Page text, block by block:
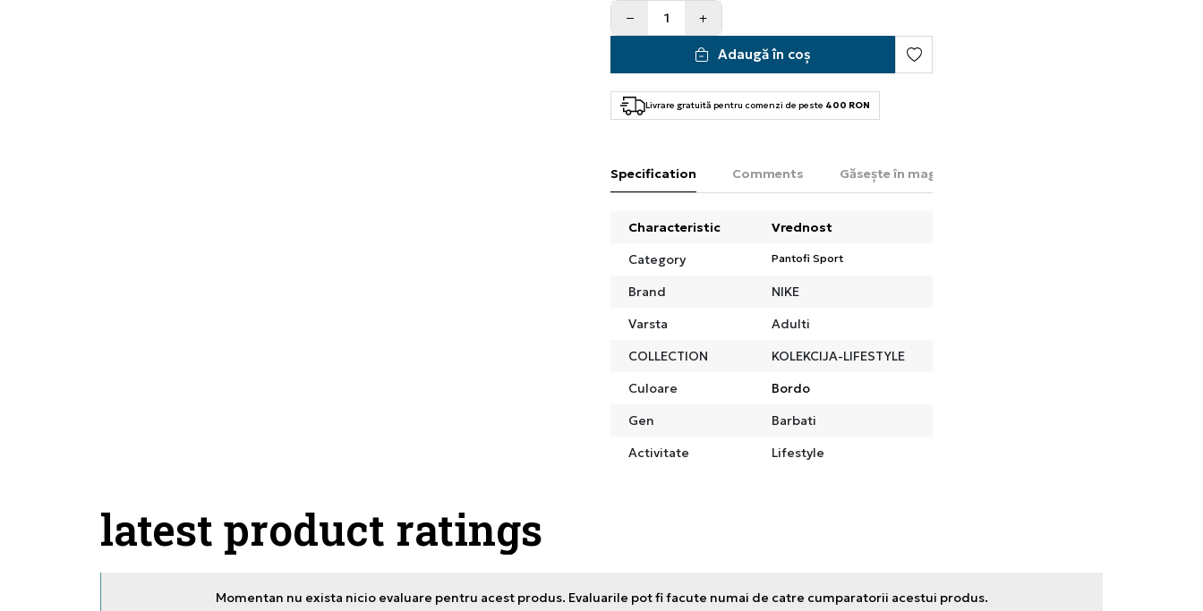
Adaugă în coș
Livrare gratuită pentru comenzi de peste 400 RON
Specification Comments Găsește în magazin
Characteristic
Vrednost
Category
Pantofi Sport
Brand
NIKE
Varsta
Adulti
COLLECTION
KOLEKCIJA-LIFESTYLE
Culoare
Bordo
Gen
Barbati
Activitate
Lifestyle
latest product ratings
Momentan nu exista nicio evaluare pentru acest produs. Evaluarile pot fi facute numai de catre cumparatorii acestui produs.